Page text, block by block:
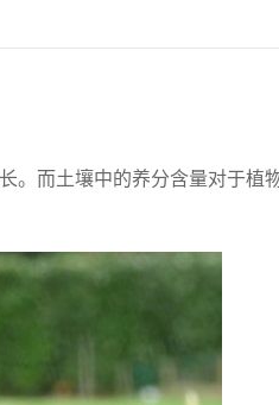
而土壤中的养分含量对于植物